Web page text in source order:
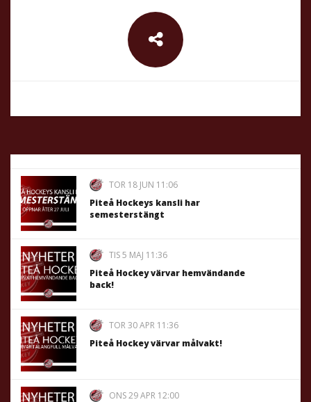
TOR 18 JUN 11:06
Piteå Hockeys kansli har
semesterstängt
TIS 5 MAJ 11:36
Piteå Hockey värvar hemvändande
back!
TOR 30 APR 11:36
Piteå Hockey värvar målvakt!
ONS 29 APR 12:00